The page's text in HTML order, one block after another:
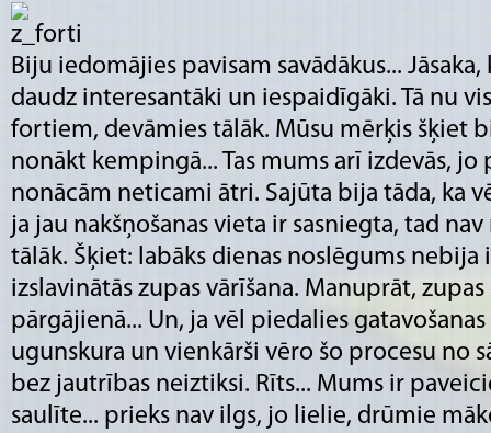
Biju iedomājies pavisam savādākus...
daudz interesantāki un iespaidīgāki. Tā nu
fortiem, devāmies tālāk. Mūsu mērķis šķiet
nonākt kempingā... Tas mums arī izdevās,
nonācām neticami ātri. Sajūta bija tāda, ka
ja jau nakšņošanas vieta ir sasniegta, tad
tālāk. Šķiet: labāks dienas noslēgums
izslavinātās zupas vārīšana. Manuprāt,
pārgājienā... Un, ja vēl piedalies
ugunskura un vienkārši vēro šo procesu no
bez jautrības neiztiksi. Rīts... Mums ir
saulīte... prieks nav ilgs, jo lielie, drūmie